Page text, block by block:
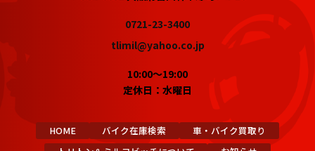
0721-23-3400
tlimil@yahoo.co.jp
10:00～19:00
定休日：水曜日
HOME バイク在庫検索
車・バイク買取り